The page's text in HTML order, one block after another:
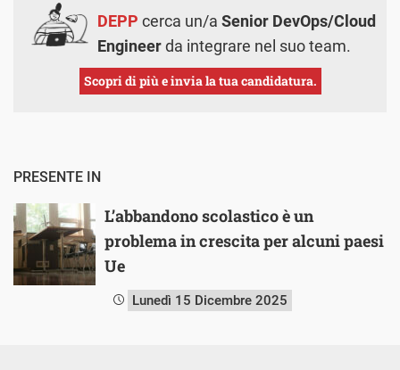
DEPP cerca un/a Senior DevOps/Cloud
Engineerda integrare nel suo team.
Scopri di più e invia la tua candidatura.
PRESENTE IN
L’abbandono scolastico è un
problema in crescita per alcuni paesi
Ue
Lunedì 15 Dicembre 2025